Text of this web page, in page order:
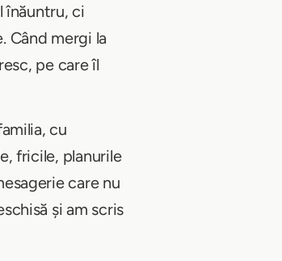
înăuntru, ci
Când mergi la
pe care îl
cu
fricile, planurile
care nu
și am scris